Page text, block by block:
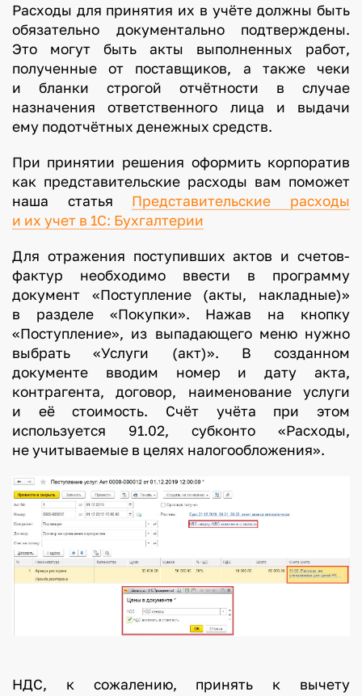
Расходы для принятия их в учёте должны быть
обязательно документально подтверждены.
Это могут быть акты выполненных работ,
полученные от поставщиков, а также чеки
и бланки строгой отчётности в случае
назначения ответственного лица и выдачи
ему подотчётных денежных средств.
При принятии решения оформить корпоратив
как представительские расходы вам поможет
наша статья Представительские расходы
и их учет в 1С: Бухгалтерии
Для отражения поступивших актов и счетов-
фактур необходимо ввести в программу
документ «Поступление (акты, накладные)»
в разделе «Покупки». Нажав на кнопку
«Поступление», из выпадающего меню нужно
выбрать «Услуги (акт)». В созданном
документе вводим номер и дату акта,
контрагента, договор, наименование услуги
и её стоимость. Счёт учёта при этом
используется 91.02, субконто «Расходы,
не учитываемые в целях налогообложения».
НДС, к сожалению, принять к вычету